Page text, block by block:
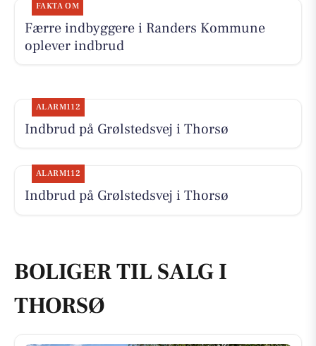
FAKTA OM
Færre indbyggere i Randers Kommune
oplever indbrud
ALARM112
Indbrud på Grølstedsvej i Thorsø
ALARM112
Indbrud på Grølstedsvej i Thorsø
BOLIGER TIL SALG I
THORSØ